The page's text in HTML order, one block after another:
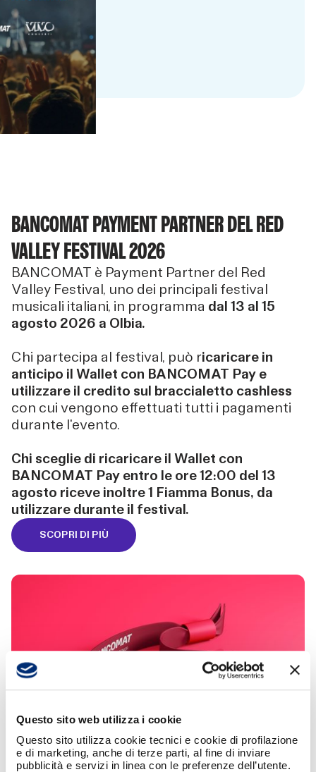
Questo sito web utilizza i cookie
Questo sito utilizza cookie tecnici e cookie di profilazione
e di marketing, anche di terze parti, al fine di inviare
pubblicità e servizi in linea con le preferenze dell’utente.
BANCOMAT PAYMENT PARTNER DEL RED
VALLEY FESTIVAL 2026
BANCOMAT è Payment Partner del Red
Valley Festival, uno dei principali festival
musicali italiani, in programma dal 13 al 15
agosto 2026 a Olbia.
Chi partecipa al festival, può ricaricare in
anticipo il Wallet con BANCOMAT Pay e
utilizzare il credito sul braccialetto cashless
con cui vengono effettuati tutti i pagamenti
durante l'evento.
Chi sceglie di ricaricare il Wallet con
BANCOMAT Pay entro le ore 12:00 del 13
agosto riceve inoltre 1 Fiamma Bonus, da
utilizzare durante il festival.
SCOPRI DI PIÙ